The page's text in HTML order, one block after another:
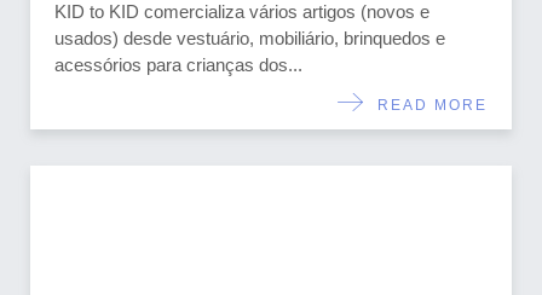
KID to KID comercializa vários artigos (novos e
usados) desde vestuário, mobiliário, brinquedos e
acessórios para crianças dos...
READ MORE